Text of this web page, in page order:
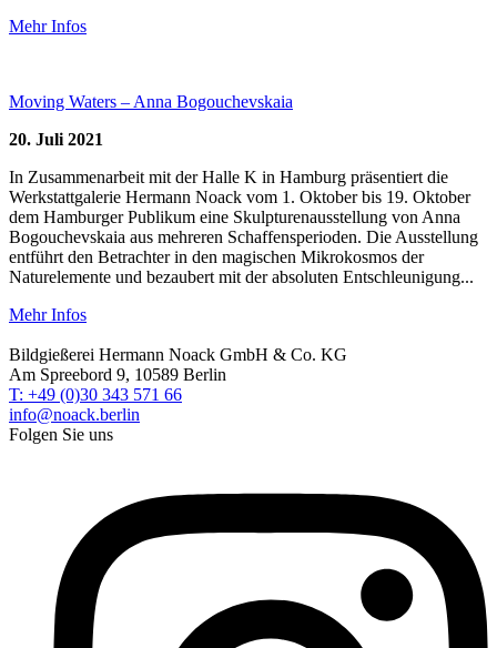
Mehr Infos
Moving Waters – Anna Bogouchevskaia
20. Juli 2021
In Zusammenarbeit mit der Halle K in Hamburg präsentiert die
Werkstattgalerie Hermann Noack vom 1. Oktober bis 19. Oktober
dem Hamburger Publikum eine Skulpturenausstellung von Anna
Bogouchevskaia aus mehreren Schaffensperioden. Die Ausstellung
entführt den Betrachter in den magischen Mikrokosmos der
Naturelemente und bezaubert mit der absoluten Entschleunigung...
Mehr Infos
Bildgießerei Hermann Noack GmbH & Co. KG
Am Spreebord 9, 10589 Berlin
T: +49 (0)30 343 571 66
info@noack.berlin
Folgen Sie uns